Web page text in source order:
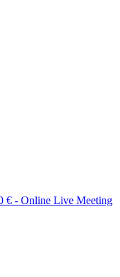
€ - Online Live Meeting